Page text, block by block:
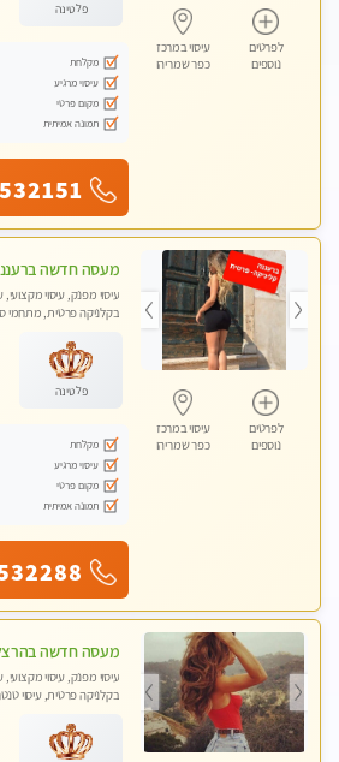
לפרטים
נוספים
עיסוי במרכז
כפר שמריהו
פלטינה
מקלחת
עיסוי מרגיע
מקום פרטי
תמונה אמיתית
לפרטים
נוספים
עיסוי במרכז
כפר שמריהו
עיסוי מפנק, עיסוי מקצועי,
בקלניקה פרטית, מתחמי
פלטינה
מקלחת
עיסוי מרגיע
מקום פרטי
תמונה אמיתית
עיסוי מפנק, עיסוי מקצועי,
בקלניקה פרטית, עיסוי